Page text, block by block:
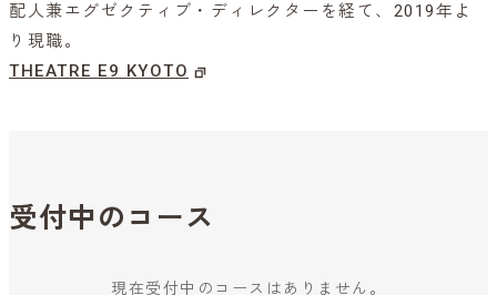
配人兼エグゼクティブ・ディレクターを経て、2019年よ
り現職。
THEATRE E9 KYOTO
受付中のコース
現在受付中のコースはありません。